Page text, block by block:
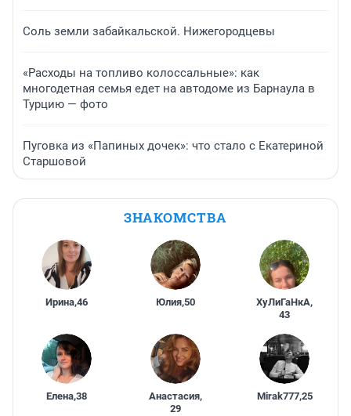
Соль земли забайкальской. Нижегородцевы
«Расходы на топливо колоссальные»: как
многодетная семья едет на автодоме из Барнаула в
Турцию — фото
Пуговка из «Папиных дочек»: что стало с Екатериной
Старшовой
ЗНАКОМСТВА
Ирина,46 Юлия,50 ХуЛиГаНкА,
43
Елена,38 Анастасия,
29
Mirak777,25